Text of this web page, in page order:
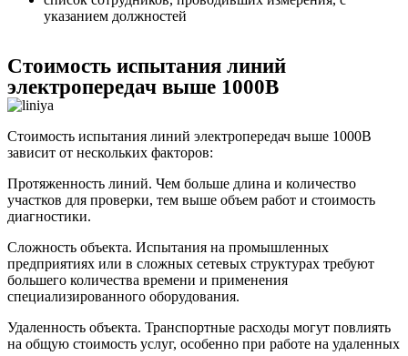
указанием должностей
Стоимость испытания линий
электропередач выше 1000В
Стоимость испытания линий электропередач выше 1000В
зависит от нескольких факторов:
Протяженность линий. Чем больше длина и количество
участков для проверки, тем выше объем работ и стоимость
диагностики.
Сложность объекта. Испытания на промышленных
предприятиях или в сложных сетевых структурах требуют
большего количества времени и применения
специализированного оборудования.
Удаленность объекта. Транспортные расходы могут повлиять
на общую стоимость услуг, особенно при работе на удаленных